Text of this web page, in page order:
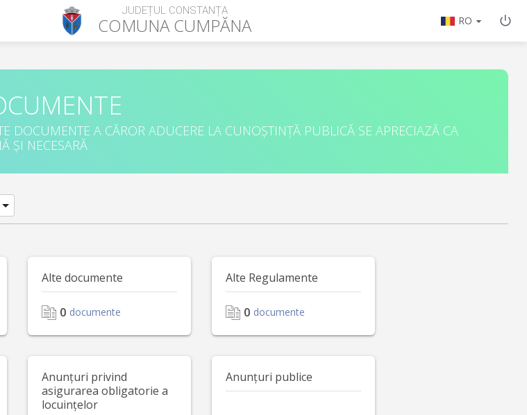
JUDEȚUL CONSTANȚA
COMUNACUMPĂNA RO
DOCUMENTE A CĂROR ADUCERE LA CUNOȘTINȚĂ PUBLICĂ SE APRECIAZĂ CA
ȘI NECESARĂ
Alte documente
0 documente
Alte Regulamente
0 documente
Anunțuri privind
asigurarea obligatorie a
locuințelor
Anunțuri publice